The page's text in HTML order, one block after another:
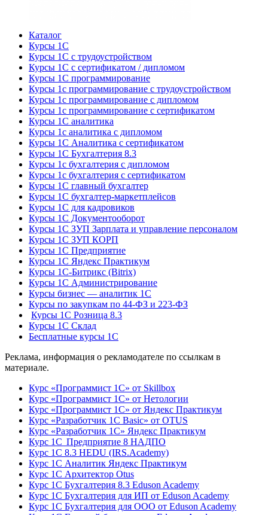
Каталог
Курсы 1С
Курсы 1С с трудоустройством
Курсы 1С с сертификатом / дипломом
Курсы 1С программирование
Курсы 1с программирование с трудоустройством
Курсы 1с программирование с дипломом
Курсы 1с программирование с сертификатом
Курсы 1С аналитика
Курсы 1с аналитика с дипломом
Курсы 1С Аналитика с сертификатом
Курсы 1С Бухгалтерия 8.3
Курсы 1с бухгалтерия с дипломом
Курсы 1с бухгалтерия с сертификатом
Курсы 1С главный бухгалтер
Курсы 1С бухгалтер-маркетплейсов
Курсы 1С для кадровиков
Курсы 1С Документооборот
Курсы 1С ЗУП Зарплата и управление персоналом
Курсы 1С ЗУП КОРП
Курсы 1С Предприятие
Курсы 1С Яндекс Практикум
Курсы 1С-Битрикс (Bitrix)
Курсы 1С Администрирование
Курсы бизнес — аналитик 1С
Курсы по закупкам по 44‑ФЗ и 223‑ФЗ
Курсы 1С Розница 8.3
Курсы 1С Склад
Бесплатные курсы 1С
Реклама, информация о рекламодателе по ссылкам в
материале.
Курс «Программист 1С» от Skillbox
Курс «Программист 1С» от Нетологии
Курс «Программист 1С» от Яндекс Практикум
Курс «Разработчик 1С Basic» от OTUS
Курс «Разработчик 1С» Яндекс Практикум
Курс 1С Предприятие 8 НАДПО
Курс 1С 8.3 HEDU (IRS.Academy)
Курс 1С Аналитик Яндекс Практикум
Курс 1С Архитектор Otus
Курс 1С Бухгалтерия 8.3 Eduson Academy
Курс 1С Бухгалтерия для ИП от Eduson Academy
Курс 1С Бухгалтерия для ООО от Eduson Academy